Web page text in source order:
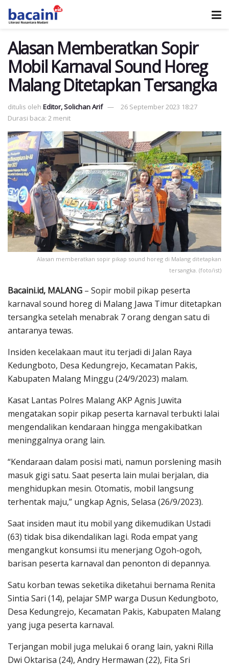
Alasan Memberatkan Sopir
Mobil Karnaval Sound Horeg
Malang Ditetapkan Tersangka
ditulis oleh Editor, Solichan Arif
26 September 2023 18:27
Durasi baca: 2 menit
Alasan memberatkan sopir pikap sound horeg di Malang ditetapkan
tersangka. (foto/ist)
Bacaini.id, MALANG – Sopir mobil pikap peserta
karnaval sound horeg di Malang Jawa Timur ditetapkan
tersangka setelah menabrak 7 orang dengan satu di
antaranya tewas.
Insiden kecelakaan maut itu terjadi di Jalan Raya
Kedungboto, Desa Kedungrejo, Kecamatan Pakis,
Kabupaten Malang Minggu (24/9/2023) malam.
Kasat Lantas Polres Malang AKP Agnis Juwita
mengatakan sopir pikap peserta karnaval terbukti lalai
mengendalikan kendaraan hingga mengakibatkan
meninggalnya orang lain.
“Kendaraan dalam posisi mati, namun porslening masih
masuk gigi satu. Saat peserta lain mulai berjalan, dia
menghidupkan mesin. Otomatis, mobil langsung
terhentak maju,” ungkap Agnis, Selasa (26/9/2023).
Saat insiden maut itu mobil yang dikemudikan Ustadi
(63) tidak bisa dikendalikan lagi. Roda empat yang
mengangkut konsumsi itu menerjang Ogoh-ogoh,
barisan peserta karnaval dan penonton di depannya.
Satu korban tewas seketika diketahui bernama Renita
Sintia Sari (14), pelajar SMP warga Dusun Kedungboto,
Desa Kedungrejo, Kecamatan Pakis, Kabupaten Malang
yang juga peserta karnaval.
Terjangan mobil juga melukai 6 orang lain, yakni Rilla
Dwi Oktarisa (24), Andry Hermawan (22), Fita Sri